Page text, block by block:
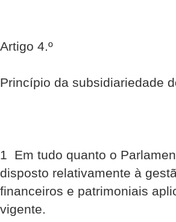
Artigo 4.º
Princípio da subsidiariedade
1  Em tudo quanto o
disposto relativamente à
financeiros e patrimoniais
vigente.